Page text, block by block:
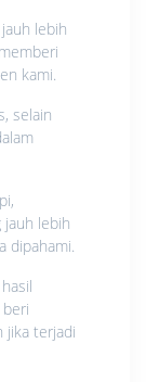
lebih
kami.
selain
lebih
dipahami.
jika terjadi